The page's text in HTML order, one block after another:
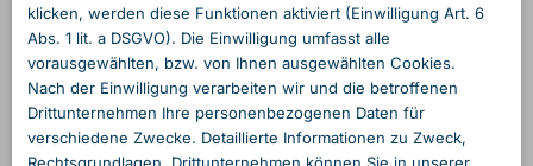
klicken, werden diese Funktionen aktiviert (Einwilligung Art. 6
Abs. 1 lit. a DSGVO). Die Einwilligung umfasst alle
vorausgewählten, bzw. von Ihnen ausgewählten Cookies.
Nach der Einwilligung verarbeiten wir und die betroffenen
Dritt­unternehmen Ihre personen­bezogenen Daten für
verschiedene Zwecke. Detaillierte Informationen zu Zweck,